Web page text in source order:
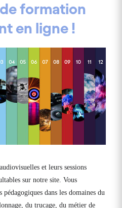
formation
en ligne !
et leurs sessions
sur notre site. Vous
dans les domaines du
du trucage, du métier de